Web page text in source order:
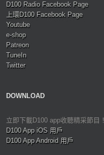
D100 Radio Facebook Page
上環D100 Facebook Page
Youtube
e-shop
Patreon
TuneIn
Twitter
DOWNLOAD
立即下載D100 app收聽精采節目！
D100 App iOS 用戶
D100 App Android 用戶